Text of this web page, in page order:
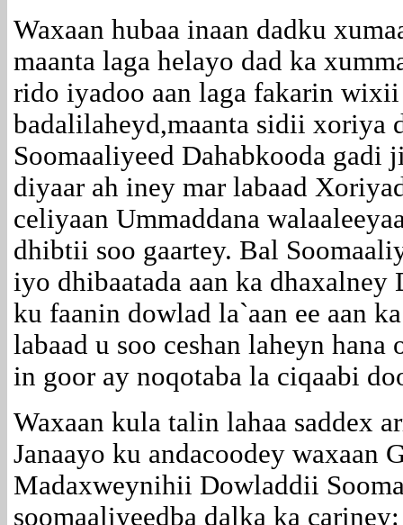
Waxaan hubaa inaan dadku
maanta laga helayo dad ka
rido iyadoo aan laga fakarin
badalilaheyd,maanta sidii xoriya
Soomaaliyeed Dahabkooda gadi
diyaar ah iney mar labaad
celiyaan Ummaddana
dhibtii soo gaartey. Bal
iyo dhibaatada aan ka dhaxalney
ku faanin dowlad la`aan ee aan
labaad u soo ceshan laheyn hana
in goor ay noqotaba la ciqaabi
Waxaan kula talin lahaa saddex
Janaayo ku andacoodey waxaan
Madaxweynihii Dowladdii
soomaaliyeedba dalka ka cariney: